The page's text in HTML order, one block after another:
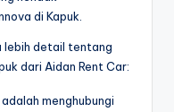
di Kapuk.
lebih detail tentang
dari Aidan Rent Car:
menghubungi